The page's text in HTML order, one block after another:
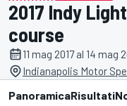
presentato da
2017 Indy
course
11 mag 2017 al 14 mag
Indianapolis Motor
PanoramicaRisultati